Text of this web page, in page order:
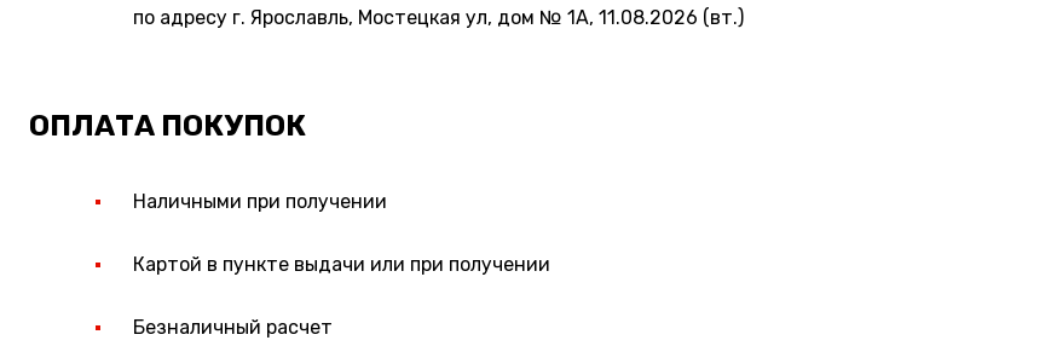
по адресу г. Ярославль, Мостецкая ул, дом № 1А, 11.08.2026 (вт.)
ОПЛАТА ПОКУПОК
Наличными при получении
Картой в пункте выдачи или при получении
Безналичный расчет